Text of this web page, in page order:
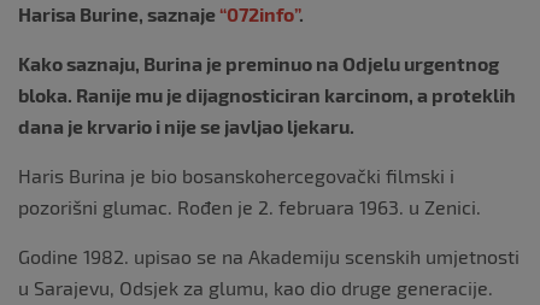
Harisa Burine, saznaje “072info”.
Kako saznaju, Burina je preminuo na Odjelu urgentnog
bloka. Ranije mu je dijagnosticiran karcinom, a proteklih
dana je krvario i nije se javljao ljekaru.
Haris Burina je bio bosanskohercegovački filmski i
pozorišni glumac. Rođen je 2. februara 1963. u Zenici.
Godine 1982. upisao se na Akademiju scenskih umjetnosti
u Sarajevu, Odsjek za glumu, kao dio druge generacije.